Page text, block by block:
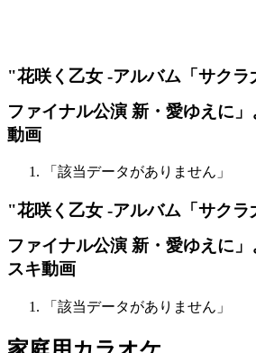
"花咲く乙女 -アルバム「サクラ
ファイナル公演 新・愛ゆえに
動画
「該当データがありません」
"花咲く乙女 -アルバム「サクラ
ファイナル公演 新・愛ゆえに
スキ動画
「該当データがありません」